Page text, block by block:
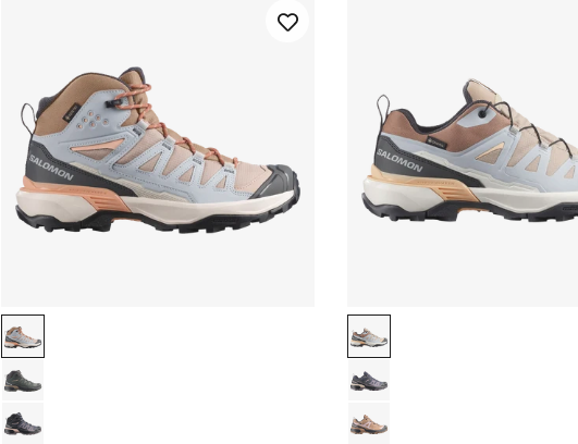
Oxford Tan / Pearl Blue / Almond Cream
Sedona Sage / Urban Chic / Etherea
Nine Iron / Excalibur
Oxford Tan / Pearl Blue /
Nine Iron / Excalibur /
Burro / Asphalt / Pecan